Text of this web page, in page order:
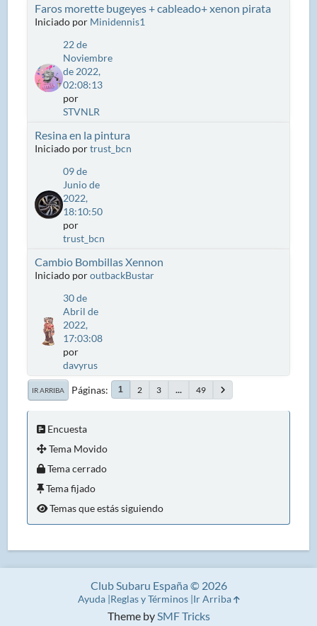
Faros morette bugeyes + cableado+ xenon pirata
Iniciado por Minidennis1
22 de
Noviembre
de 2022,
02:08:13
por
STVNLR
Resina en la pintura
Iniciado portrust_bcn
09 de
Junio de
2022,
18:10:50
por
trust_bcn
Cambio Bombillas Xennon
Iniciado poroutbackBustar
30 de
Abril de
2022,
17:03:08
por
davyrus
IR ARRIBA Páginas 1 2 3 ... 49
Encuesta
Tema Movido
Tema cerrado
Tema fijado
Temas que estás siguiendo
Theme bySMF Tricks
Club Subaru España © 2026
Ayuda Reglas y Términos Ir Arriba